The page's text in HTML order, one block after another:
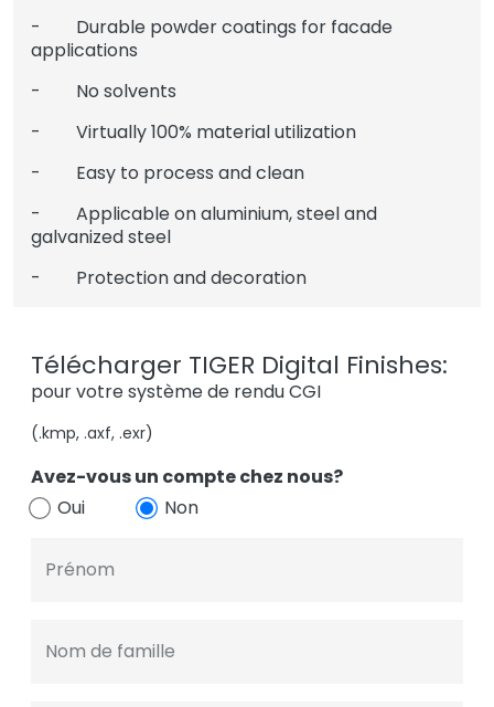
- Durable powder coatings for facade
applications
- No solvents
- Virtually 100% material utilization
- Easy to process and clean
- Applicable on aluminium, steel and
galvanized steel
- Protection and decoration
Télécharger TIGER Digital Finishes:
pour votre système de rendu CGI
(.kmp, .axf, .exr)
Avez-vous un compte chez nous?
Oui
Non
Prénom
Nom de famille